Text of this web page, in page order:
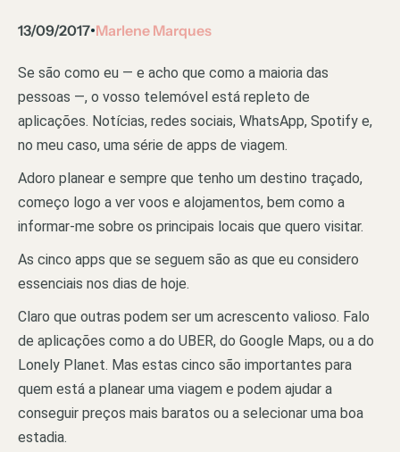
13/09/2017•Marlene Marques
Se são como eu — e acho que como a maioria das
pessoas —, o vosso telemóvel está repleto de
aplicações. Notícias, redes sociais, WhatsApp, Spotify e,
no meu caso, uma série de apps de viagem.
Adoro planear e sempre que tenho um destino traçado,
começo logo a ver voos e alojamentos, bem como a
informar-me sobre os principais locais que quero visitar.
As cinco apps que se seguem são as que eu considero
essenciais nos dias de hoje.
Claro que outras podem ser um acrescento valioso. Falo
de aplicações como a do UBER, do Google Maps, ou a do
Lonely Planet. Mas estas cinco são importantes para
quem está a planear uma viagem e podem ajudar a
conseguir preços mais baratos ou a selecionar uma boa
estadia.